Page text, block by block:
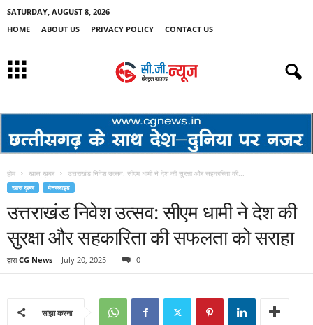
SATURDAY, AUGUST 8, 2026
HOME
ABOUT US PRIVACY POLICY CONTACT US
होम खास ख़बर उत्तराखंड निवेश उत्सव: सीएम धामी ने देश की सुरक्षा और सहकारिता की...
खास ख़बर मेनस्लाइड
उत्तराखंड निवेश उत्सव: सीएम धामी ने देश की
सुरक्षा और सहकारिता की सफलता को सराहा
द्वारा CG News - July 20, 2025 0
साझा करना